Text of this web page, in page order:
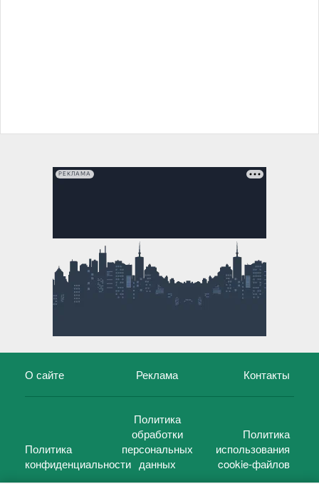
РЕКЛАМА
О сайте Реклама Контакты
Политика
конфиденциальности
Политика
обработки
персональных
данных
Политика
использования
cookie-файлов